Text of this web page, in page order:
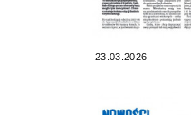
23.03.2026